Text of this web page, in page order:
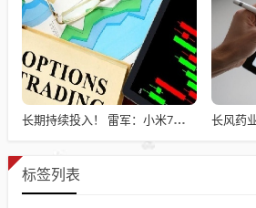
长期持续投入！ 雷军：小米7篇论文入选国际顶级会议AAAI
标签列表